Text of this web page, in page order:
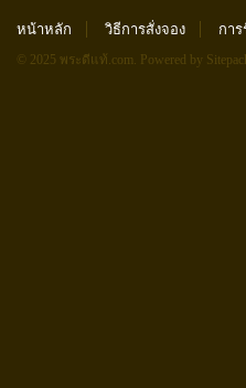
หน้าหลัก วิธีการสั่งจอง กา
© 2025 พระดีแท้.com. Powered by